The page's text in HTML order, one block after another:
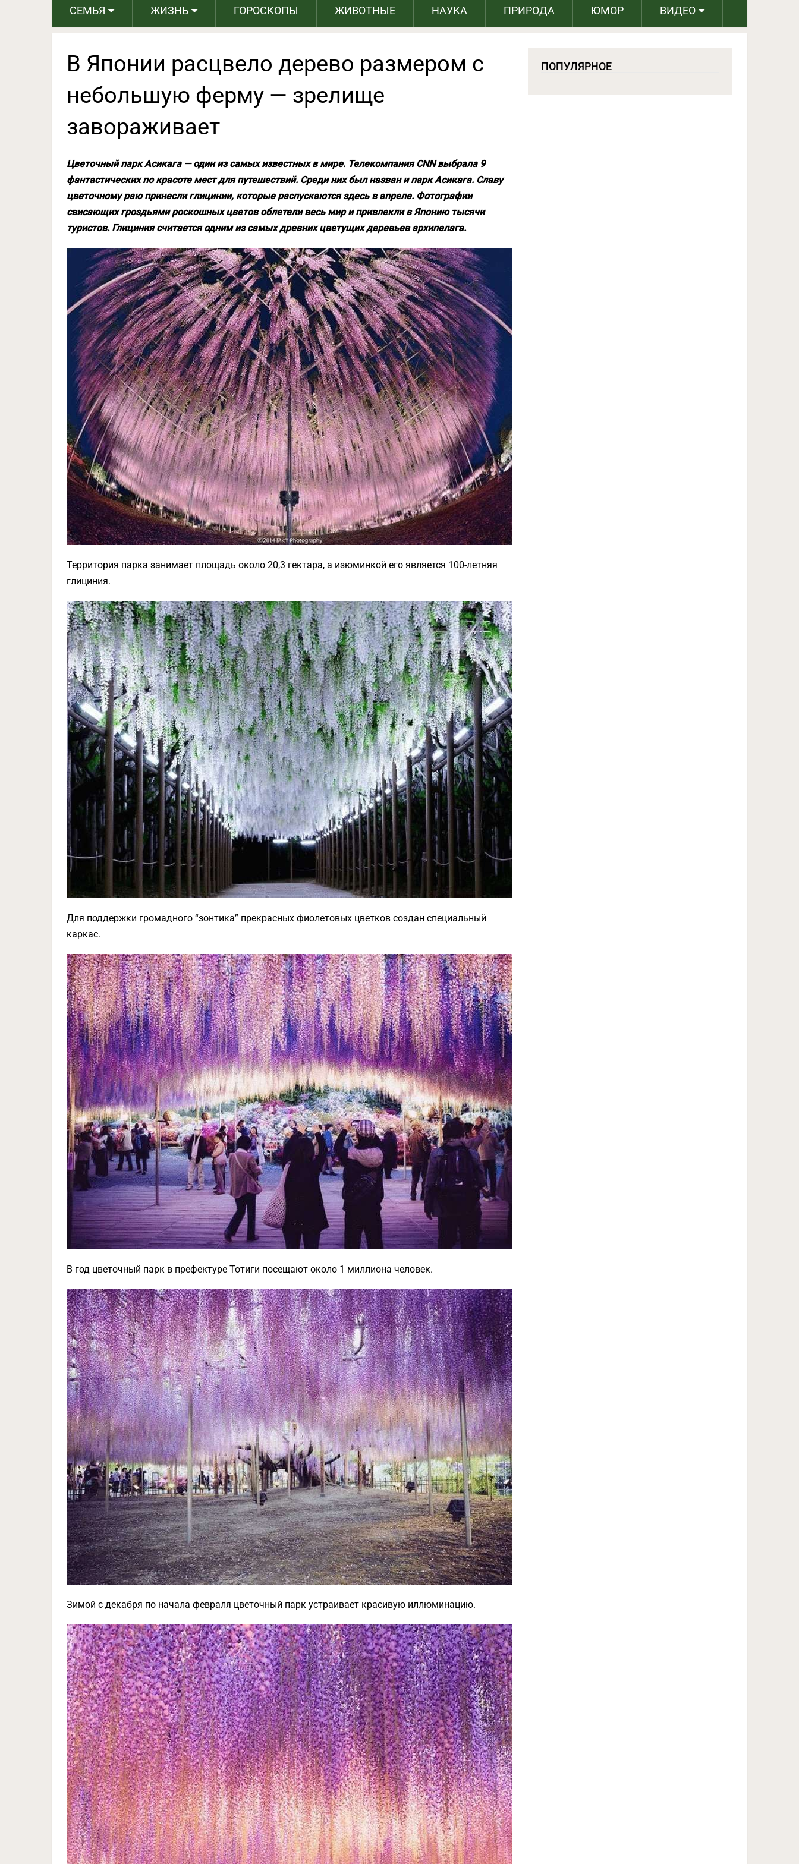
СЕМЬЯ ЖИЗНЬ ГОРОСКОПЫ ЖИВОТНЫЕ НАУКА ПРИРОДА ЮМОР ВИДЕО
В Японии расцвело дерево размером с
небольшую ферму — зрелище
завораживает
Цветочный парк Асикага — один из самых известных в мире. Телекомпания CNN выбрала 9
фантастических по красоте мест для путешествий. Среди них был назван и парк Асикага. Славу
цветочному раю принесли глицинии, которые распускаются здесь в апреле. Фотографии
свисающих гроздьями роскошных цветов облетели весь мир и привлекли в Японию тысячи
туристов. Глициния считается одним из самых древних цветущих деревьев архипелага.
Территория парка занимает площадь около 20,3 гектара, а изюминкой его является 100-летняя
глициния.
Для поддержки громадного “зонтика” прекрасных фиолетовых цветков создан специальный
каркас.
В год цветочный парк в префектуре Тотиги посещают около 1 миллиона человек.
Зимой с декабря по начала февраля цветочный парк устраивает красивую иллюминацию.
ПОПУЛЯРНОЕ